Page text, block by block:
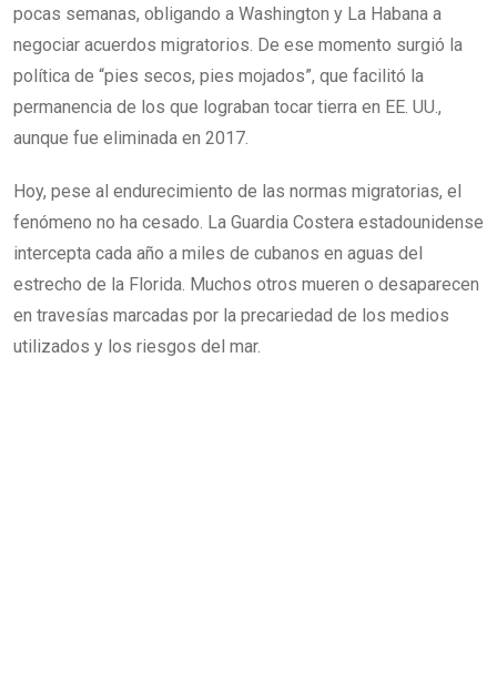
pocas semanas, obligando a Washington y La Habana a
negociar acuerdos migratorios. De ese momento surgió la
política de “pies secos, pies mojados”, que facilitó la
permanencia de los que lograban tocar tierra en EE. UU.,
aunque fue eliminada en 2017.
Hoy, pese al endurecimiento de las normas migratorias, el
fenómeno no ha cesado. La Guardia Costera estadounidense
intercepta cada año a miles de cubanos en aguas del
estrecho de la Florida. Muchos otros mueren o desaparecen
en travesías marcadas por la precariedad de los medios
utilizados y los riesgos del mar.